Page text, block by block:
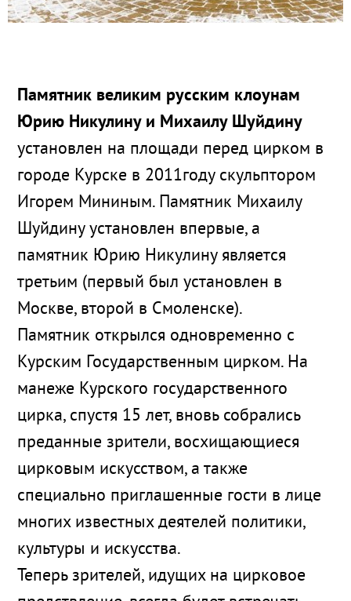
Памятник великим русским клоунам
Юрию Никулину и Михаилу Шуйдину
установлен на площади перед цирком в
городе Курске в 2011году скульптором
Игорем Мининым. Памятник Михаилу
Шуйдину установлен впервые, а
памятник Юрию Никулину является
третьим (первый был установлен в
Москве, второй в Смоленске).
Памятник открылся одновременно с
Курским Государственным цирком. На
манеже Курского государственного
цирка, спустя 15 лет, вновь собрались
преданные зрители, восхищающиеся
цирковым искусством, а также
специально приглашенные гости в лице
многих известных деятелей политики,
культуры и искусства.
Теперь зрителей, идущих на цирковое